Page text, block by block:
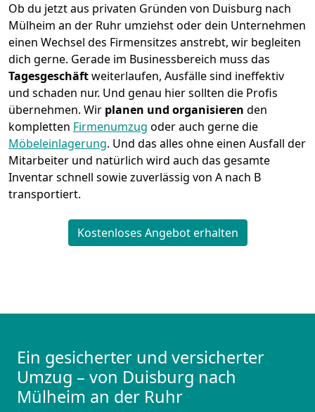
Ob du jetzt aus privaten Gründen von Duisburg nach
Mülheim an der Ruhr umziehst oder dein Unternehmen
einen Wechsel des Firmensitzes anstrebt, wir begleiten
dich gerne. Gerade im Businessbereich muss das
Tagesgeschäftweiterlaufen, Ausfälle sind ineffektiv
und schaden nur. Und genau hier sollten die Profis
übernehmen. Wir planen und organisieren den
kompletten Firmenumzug oder auch gerne die
Möbeleinlagerung. Und das alles ohne einen Ausfall der
Mitarbeiter und natürlich wird auch das gesamte
Inventar schnell sowie zuverlässig von A nach B
transportiert.
Kostenloses Angebot erhalten
Ein gesicherter und versicherter
Umzug – von Duisburg nach
Mülheim an der Ruhr